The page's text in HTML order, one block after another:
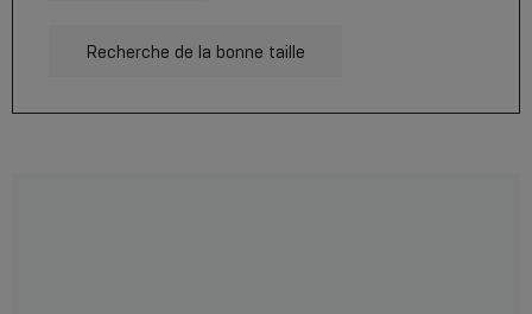
Recherche de la bonne taille